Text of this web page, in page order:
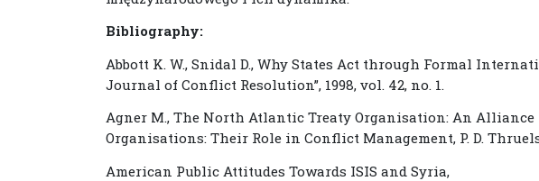
Bibliography:
Abbott K. W., Snidal D., Why States Act through Formal
Journal of Conflict Resolution”, 1998, vol. 42, no. 1.
Agner M., The North Atlantic Treaty Organisation: An
Organisations: Their Role in Conflict Management, P. D.
American Public Attitudes Towards ISIS and Syria,